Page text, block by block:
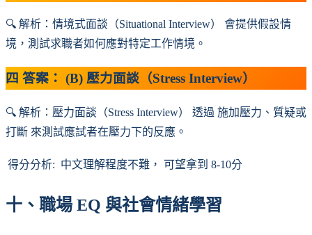
🔍 解析：情境式面談（Situational Interview） 會提供假設情
境，測試求職者如何應對特定工作情境。
四 答案： (B) 壓力面談（Stress Interview）
🔍 解析：壓力面談（Stress Interview） 透過 施加壓力、質疑或
打斷 來測試應試者在壓力下的反應。
得分分析: 中文理解程度不難， 可望拿到 8-10分
十、職場 EQ 與社會情緒學習